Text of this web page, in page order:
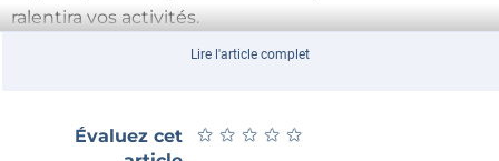
ralentira vos activités.
Même si vous n'êtes connecté à l'internet que de
effectue les calculs correspondants et renvoie les
Lire l'article complet
Évaluez cet
★ ★ ★ ★ ★
★ ★ ★ ★ ★